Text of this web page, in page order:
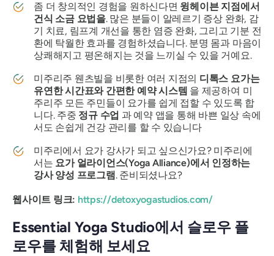
좀 더 창의적인 경험을 원하신다면 윙헤이븐 지점에서
건식 소금 요법을. 많은 분들이 알레르기 증상 완화, 감
기 치료, 림프계 개선을 통한 염증 완화, 그리고 기분 전
환에 탁월한 효과를 경험하셨습니다. 분명 몸과 마음이
상쾌해지고 평온해지는 것을 느끼실 수 있을 거예요.
미주리주 웬츠빌을 비롯한 여러 지점의 디톡스 요가는
유연한 시간표와 간편한 예약 시스템 을 제공하여 미
주리주 모든 주민들이 요가를 쉽게 접할 수 있도록 합
니다. 주중 정규 수업 과 예약 앱을 통해 바쁜 일상 속에
서도 손쉽게 건강 관리를 할 수 있습니다
미주리에서 요가 강사가 되고 싶으신가요? 미주리에
서는 요가 얼라이언스(Yoga Alliance)에서 인정하는
강사 양성 프로그램. 준비되셨나요?
웹사이트 링크: https://detoxyogastudios.com/
Essential Yoga Studio에서 슬로우 플
로우를 체험해 보세요